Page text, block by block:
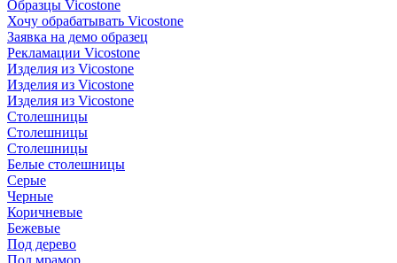
Образцы Vicostone
Хочу обрабатывать Vicostone
Заявка на демо образец
Рекламации Vicostone
Изделия из Vicostone
Изделия из Vicostone
Изделия из Vicostone
Столешницы
Столешницы
Столешницы
Белые столешницы
Серые
Черные
Коричневые
Бежевые
Под дерево
Под мрамор